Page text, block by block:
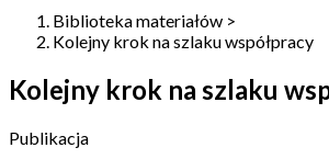
Biblioteka materiałów >
Kolejny krok na szlaku współpracy
Kolejny krok na szlaku
Publikacja